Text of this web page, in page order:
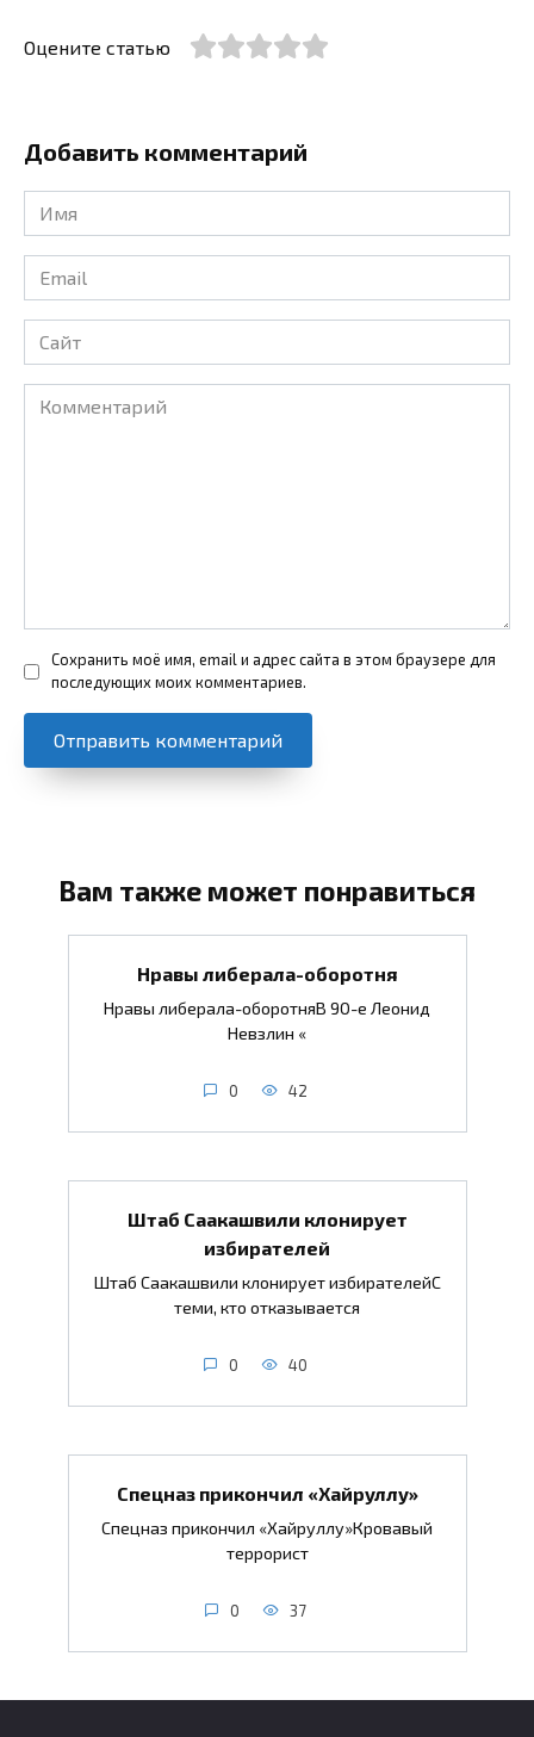
Оцените статью
Добавить комментарий
Имя
*
Email
*
Сайт
Комментарий
Сохранить моё имя, email и адрес сайта в этом браузере для
последующих моих комментариев.
Вам также может понравиться
Нравы либерала-оборотня
Нравы либерала-оборотняВ 90-е Леонид
Невзлин «
0 42
Штаб Саакашвили клонирует
избирателей
Штаб Саакашвили клонирует избирателейС
теми, кто отказывается
0 40
Спецназ прикончил «Хайруллу»
Спецназ прикончил «Хайруллу»Кровавый
террорист
0 37